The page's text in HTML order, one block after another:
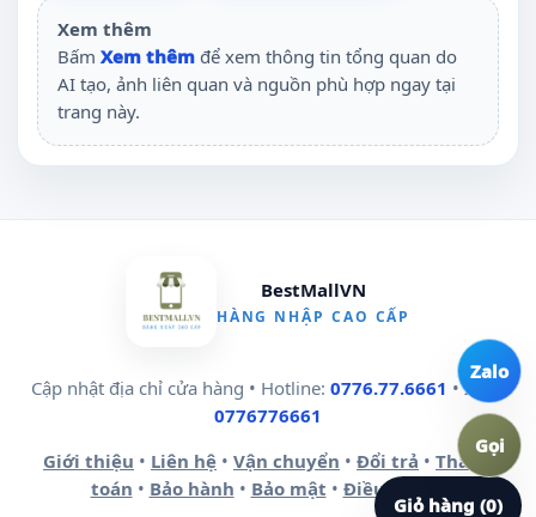
Xem thêm
Bấm Xem thêm để xem thông tin tổng quan do
AI tạo, ảnh liên quan và nguồn phù hợp ngay tại
trang này.
Zalo
Gọi
BestMallVN
HÀNG NHẬP CAO CẤP
Cập nhật địa chỉ cửa hàng • Hotline: 0776.77.6661 • Zalo:
0776776661
Giới thiệu • Liên hệ • Vận chuyển • Đổi trả • Thanh
toán • Bảo hành • Bảo mật • Điều khoản
Giỏ hàng (0)